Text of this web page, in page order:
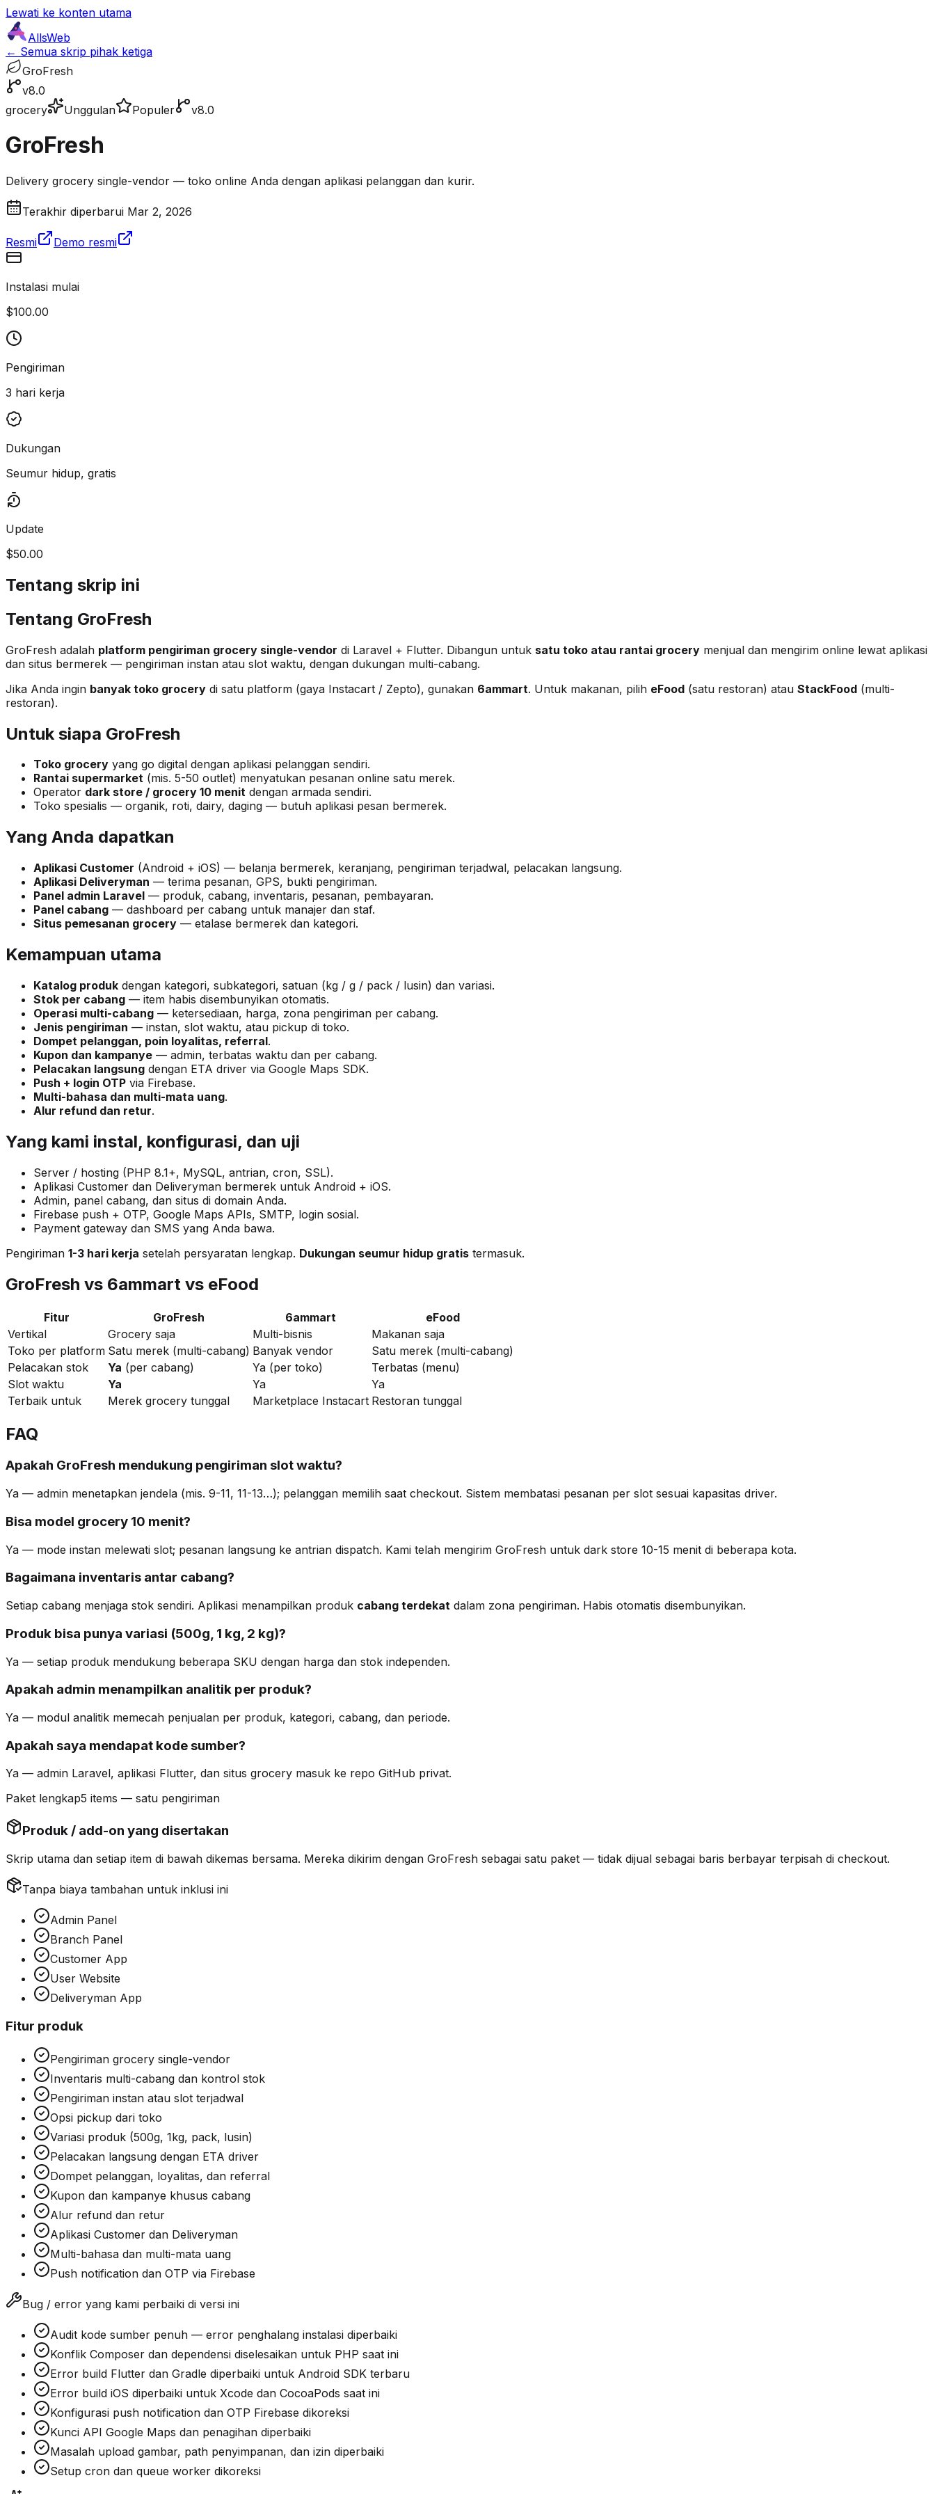
Lewati ke konten utama
AllsWeb
← Semua skrip pihak ketiga
GroFresh
v8.0
grocery
Unggulan Populer v8.0
GroFresh
Delivery grocery single-vendor — toko online Anda dengan aplikasi pelanggan dan kurir.
Terakhir diperbarui Mar 2, 2026
Resmi Demo resmi
Instalasi mulai
$100.00
Pengiriman
3 hari kerja
Dukungan
Seumur hidup, gratis
Update
$50.00
Tentang skrip ini
Tentang GroFresh
GroFresh adalah platform pengiriman grocery single-vendor di Laravel + Flutter. Dibangun untuk satu toko atau rantai grocery menjual dan mengirim online lewat aplikasi
dan situs bermerek — pengiriman instan atau slot waktu, dengan dukungan multi-cabang.
Jika Anda ingin banyak toko grocery di satu platform (gaya Instacart / Zepto), gunakan 6ammart. Untuk makanan, pilih eFood (satu restoran) atau StackFood (multi-
restoran).
Untuk siapa GroFresh
Toko grocery yang go digital dengan aplikasi pelanggan sendiri.
Rantai supermarket (mis. 5-50 outlet) menyatukan pesanan online satu merek.
Operator dark store / grocery 10 menit dengan armada sendiri.
Toko spesialis — organik, roti, dairy, daging — butuh aplikasi pesan bermerek.
Yang Anda dapatkan
Aplikasi Customer (Android + iOS) — belanja bermerek, keranjang, pengiriman terjadwal, pelacakan langsung.
Aplikasi Deliveryman — terima pesanan, GPS, bukti pengiriman.
Panel admin Laravel — produk, cabang, inventaris, pesanan, pembayaran.
Panel cabang — dashboard per cabang untuk manajer dan staf.
Situs pemesanan grocery — etalase bermerek dan kategori.
Kemampuan utama
Katalog produk dengan kategori, subkategori, satuan (kg / g / pack / lusin) dan variasi.
Stok per cabang — item habis disembunyikan otomatis.
Operasi multi-cabang — ketersediaan, harga, zona pengiriman per cabang.
Jenis pengiriman — instan, slot waktu, atau pickup di toko.
Dompet pelanggan, poin loyalitas, referral.
Kupon dan kampanye — admin, terbatas waktu dan per cabang.
Pelacakan langsung dengan ETA driver via Google Maps SDK.
Push + login OTP via Firebase.
Multi-bahasa dan multi-mata uang.
Alur refund dan retur.
Yang kami instal, konfigurasi, dan uji
Server / hosting (PHP 8.1+, MySQL, antrian, cron, SSL).
Aplikasi Customer dan Deliveryman bermerek untuk Android + iOS.
Admin, panel cabang, dan situs di domain Anda.
Firebase push + OTP, Google Maps APIs, SMTP, login sosial.
Payment gateway dan SMS yang Anda bawa.
Pengiriman 1-3 hari kerja setelah persyaratan lengkap. Dukungan seumur hidup gratis termasuk.
GroFresh vs 6ammart vs eFood
Fitur GroFresh 6ammart
eFood
Vertikal
Grocery saja Multi-bisnis
Makanan saja
Toko per platform Satu merek (multi-cabang) Banyak vendor
Satu merek (multi-cabang)
Pelacakan stok
Ya (per cabang) Ya (per toko)
Terbatas (menu)
Slot waktu
Ya Ya
Ya
Terbaik untuk
Merek grocery tunggal Marketplace Instacart Restoran tunggal
FAQ
Apakah GroFresh mendukung pengiriman slot waktu?
Ya — admin menetapkan jendela (mis. 9-11, 11-13…); pelanggan memilih saat checkout. Sistem membatasi pesanan per slot sesuai kapasitas driver.
Bisa model grocery 10 menit?
Ya — mode instan melewati slot; pesanan langsung ke antrian dispatch. Kami telah mengirim GroFresh untuk dark store 10-15 menit di beberapa kota.
Bagaimana inventaris antar cabang?
Setiap cabang menjaga stok sendiri. Aplikasi menampilkan produk cabang terdekat dalam zona pengiriman. Habis otomatis disembunyikan.
Produk bisa punya variasi (500g, 1 kg, 2 kg)?
Ya — setiap produk mendukung beberapa SKU dengan harga dan stok independen.
Apakah admin menampilkan analitik per produk?
Ya — modul analitik memecah penjualan per produk, kategori, cabang, dan periode.
Apakah saya mendapat kode sumber?
Ya — admin Laravel, aplikasi Flutter, dan situs grocery masuk ke repo GitHub privat.
Paket lengkap5 items — satu pengiriman
Produk / add-on yang disertakan
Skrip utama dan setiap item di bawah dikemas bersama. Mereka dikirim dengan GroFresh sebagai satu paket — tidak dijual sebagai baris berbayar terpisah di checkout.
Tanpa biaya tambahan untuk inklusi ini
Admin Panel
Branch Panel
Customer App
User Website
Deliveryman App
Fitur produk
Pengiriman grocery single-vendor
Inventaris multi-cabang dan kontrol stok
Pengiriman instan atau slot terjadwal
Opsi pickup dari toko
Variasi produk (500g, 1kg, pack, lusin)
Pelacakan langsung dengan ETA driver
Dompet pelanggan, loyalitas, dan referral
Kupon dan kampanye khusus cabang
Alur refund dan retur
Aplikasi Customer dan Deliveryman
Multi-bahasa dan multi-mata uang
Push notification dan OTP via Firebase
Bug / error yang kami perbaiki di versi ini
Audit kode sumber penuh — error penghalang instalasi diperbaiki
Konflik Composer dan dependensi diselesaikan untuk PHP saat ini
Error build Flutter dan Gradle diperbaiki untuk Android SDK terbaru
Error build iOS diperbaiki untuk Xcode dan CocoaPods saat ini
Konfigurasi push notification dan OTP Firebase dikoreksi
Kunci API Google Maps dan penagihan diperbaiki
Masalah upload gambar, path penyimpanan, dan izin diperbaiki
Setup cron dan queue worker dikoreksi